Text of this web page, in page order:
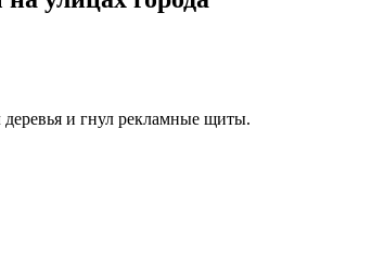
деревья и гнул рекламные щиты.